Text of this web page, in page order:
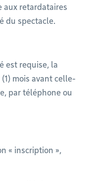
aux retardataires
du spectacle.
est requise, la
mois avant celle-
par téléphone ou
« inscription »,